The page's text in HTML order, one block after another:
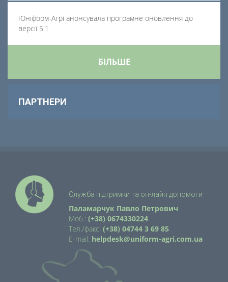
Юніформ-Агрі анонсувала програмне оновлення до
версії 5.1
БІЛЬШЕ
ПАРТНЕРИ
Служба підтримки та он-лайн допомоги
Паламарчук Павло Петрович
Моб.: (+38) 0674330224
Тел./факс: (+38) 04744 3 69 85
E-mail: helpdesk@uniform-agri.com.ua